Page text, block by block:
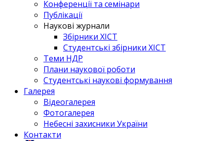
Конференції та семінари
Публікації
Наукові журнали
Збірники ХІСТ
Студентські збірники ХІСТ
Теми НДР
Плани наукової роботи
Студентські наукові формування
Галерея
Відеогалерея
Фотогалерея
Небесні захисники України
Контакти